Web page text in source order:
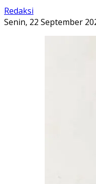
Redaksi
Senin, 22 September